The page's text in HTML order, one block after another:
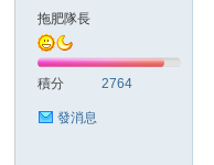
拖肥隊長
積分 2764
發消息